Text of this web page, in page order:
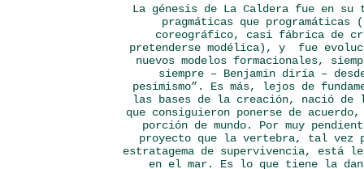
La génesis de La Caldera fue en su
pragmáticas que
coreográfico, casi fábrica de
pretenderse modélica), y fue
nuevos modelos formacionales,
siempre – Benjamin diría –
pesimismo”. Es más, lejos de
las bases de la creación, nació de
que consiguieron ponerse de
porción de mundo. Por muy
proyecto que la vertebra, tal vez
estratagema de supervivencia, está
en el mar. Es lo que tiene la